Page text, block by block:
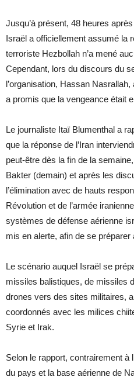
Jusqu’à présent, 48 heures
Israël a officiellement assumé la
terroriste Hezbollah n’a mené
Cependant, lors du discours du
l’organisation, Hassan
a promis que la vengeance était
Le journaliste Itaï Blumenthal a
que la réponse de l’Iran
peut-être dès la fin de la
Bakter (demain) et après les
l’élimination avec de hauts
Révolution et de l’armée
systèmes de défense aérienne
mis en alerte, afin de se
Le scénario auquel Israël se
missiles balistiques, de missiles
drones vers des sites militaires,
coordonnés avec les milices
Syrie et Irak.
Selon le rapport, contrairement à
du pays et la base aérienne de